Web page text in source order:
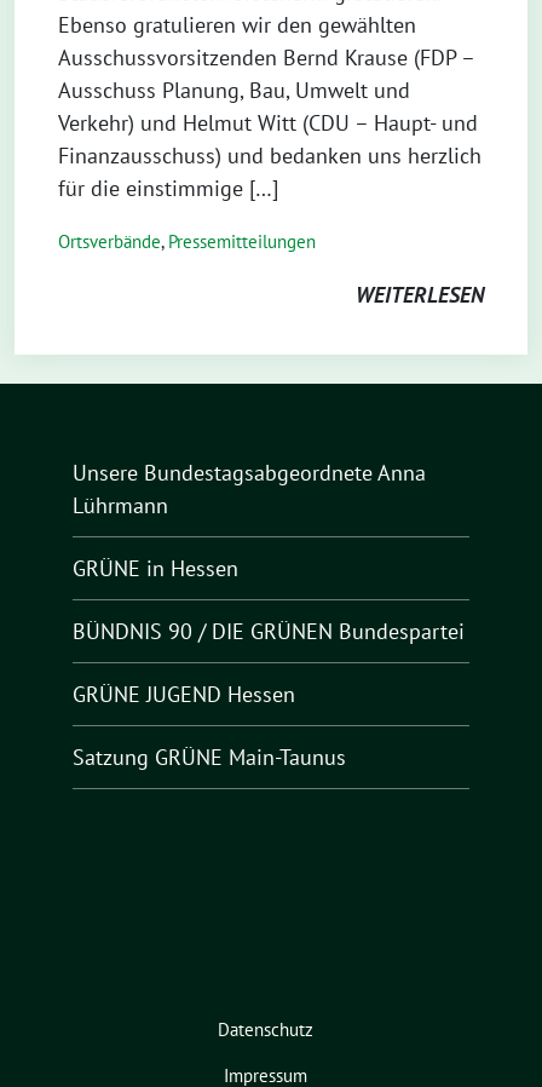
Ebenso gratulieren wir den gewählten
Ausschussvorsitzenden Bernd Krause (FDP –
Ausschuss Planung, Bau, Umwelt und
Verkehr) und Helmut Witt (CDU – Haupt- und
Finanzausschuss) und bedanken uns herzlich
für die einstimmige […]
Ortsverbände, Pressemitteilungen
WEITERLESEN
Unsere Bundestagsabgeordnete Anna
Lührmann
GRÜNE in Hessen
BÜNDNIS 90 / DIE GRÜNEN Bundespartei
GRÜNE JUGEND Hessen
Satzung GRÜNE Main-Taunus
Datenschutz
Impressum